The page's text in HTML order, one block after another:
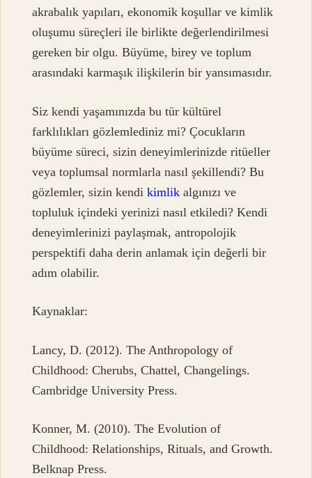
akrabalık yapıları, ekonomik koşullar ve kimlik
oluşumu süreçleri ile birlikte değerlendirilmesi
gereken bir olgu. Büyüme, birey ve toplum
arasındaki karmaşık ilişkilerin bir yansımasıdır.
Siz kendi yaşamınızda bu tür kültürel
farklılıkları gözlemlediniz mi? Çocukların
büyüme süreci, sizin deneyimlerinizde ritüeller
veya toplumsal normlarla nasıl şekillendi? Bu
gözlemler, sizin kendikimlik algınızı ve
topluluk içindeki yerinizi nasıl etkiledi? Kendi
deneyimlerinizi paylaşmak, antropolojik
perspektifi daha derin anlamak için değerli bir
adım olabilir.
Kaynaklar:
Lancy, D. (2012). The Anthropology of
Childhood: Cherubs, Chattel, Changelings.
Cambridge University Press.
Konner, M. (2010). The Evolution of
Childhood: Relationships, Rituals, and Growth.
Belknap Press.